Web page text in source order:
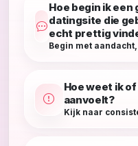
Hoe begin ik
datingsite die
echt prettig
Begin met
Hoe weet ik
aanvoelt?
Kijk naar